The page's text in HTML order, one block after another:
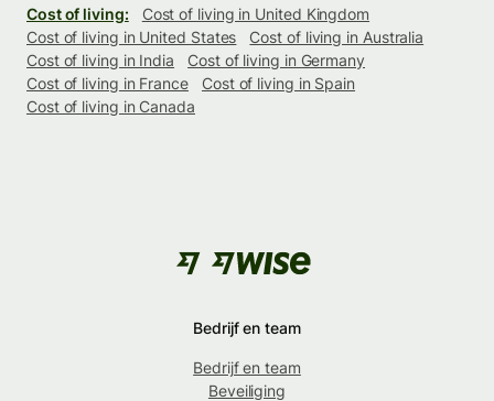
Cost of living:
Cost of living in United Kingdom
Cost of living in United States
Cost of living in Australia
Cost of living in India
Cost of living in Germany
Cost of living in France
Cost of living in Spain
Cost of living in Canada
Bedrijf en team
Bedrijf en team
Beveiliging